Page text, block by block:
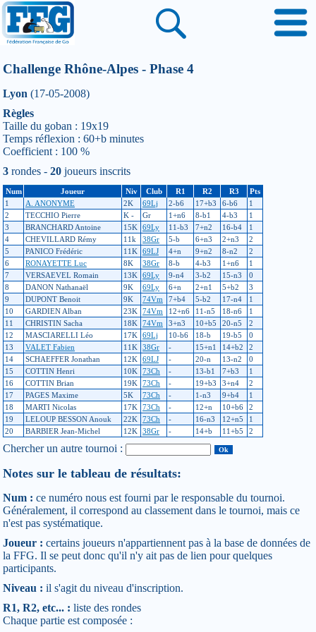
Challenge Rhône-Alpes - Phase 4
Lyon (17-05-2008)
Règles
Taille du goban : 19x19
Temps réflexion : 60+b minutes
Coefficient : 100 %
3 rondes - 20 joueurs inscrits
Num Joueur Niv Club R1 R2 R3
Pts
1
A. ANONYME 2K 69Lj 2-b6 17+b3 6-b6
1
2
TECCHIO Pierre K - Gr 1+n6 8-b1 4-b3
1
3
BRANCHARD Antoine 15K 69Ly 11-b3 7+n2 16-b4
1
4
CHEVILLARD Rémy 11k 38Gr 5-b 6+n3 2+n3
2
5
PANICO Frédéric 11K 69LJ 4+n 9+n2 8-n2
2
6
RONAYETTE Luc 8K 38Gr 8-b 4-b3 1+n6
1
7
VERSAEVEL Romain 13K 69Ly 9-n4 3-b2 15-n3
0
8
DANON Nathanaël 9K 69Ly 6+n 2+n1 5+b2
3
9
DUPONT Benoit 9K 74Vm 7+b4 5-b2 17-n4
1
10
GARDIEN Alban 23K 74Vm 12+n6 11-n5 18-n6
1
11
CHRISTIN Sacha 18K 74Vm 3+n3 10+b5 20-n5
2
12
MASCIARELLI Léo 17K 69Lj 10-b6 18-b 19-b5
0
13
VALET Fabien 11K 38Gr - 15+n1 14+b2
2
14
SCHAEFFER Jonathan 12K 69LJ - 20-n 13-n2
0
15
COTTIN Henri 10K 73Ch - 13-b1 7+b3
1
16
COTTIN Brian 19K 73Ch - 19+b3 3+n4
2
17
PAGES Maxime 5K 73Ch - 1-n3 9+b4
1
18
MARTI Nicolas 17K 73Ch - 12+n 10+b6
2
19
LELOUP BESSON Anouk 22K 73Ch - 16-n3 12+n5
1
20
BARBIER Jean-Michel 12K 38Gr - 14+b 11+b5 2
Chercher un autre tournoi :
Notes sur le tableau de résultats:
Num : ce numéro nous est fourni par le responsable du tournoi.
Généralement, il correspond au classement dans le tournoi, mais ce
n'est pas systématique.
Joueur : certains joueurs n'appartiennent pas à la base de données de
la FFG. Il se peut donc qu'il n'y ait pas de lien pour quelques
participants.
Niveau : il s'agit du niveau d'inscription.
R1, R2, etc... : liste des rondes
Chaque partie est composée :